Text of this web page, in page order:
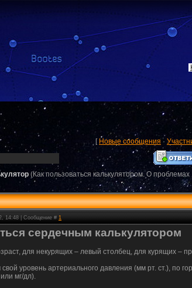
[ Новые сообщения ·
(Как пользоваться калькулятором. О проблемах
14:48 | Сообщение # 1
сердечным калькулятором
для некурящих – левый столбец, для курящих –
уровень артериального давления (мм рт. ст.), по
мг/дл).